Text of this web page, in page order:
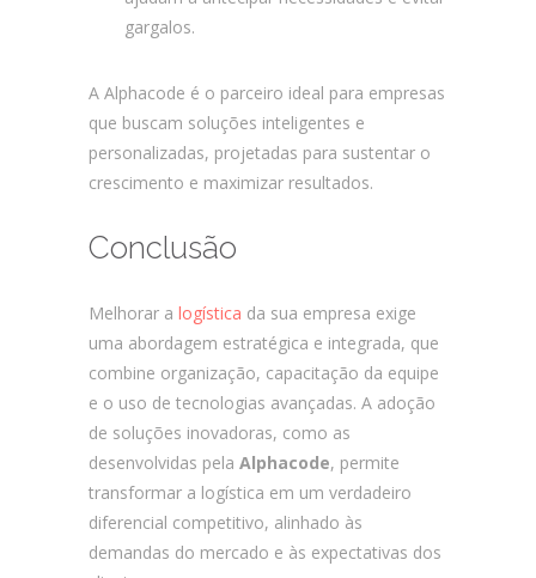
gargalos.
A Alphacode é o parceiro ideal para empresas
que buscam soluções inteligentes e
personalizadas, projetadas para sustentar o
crescimento e maximizar resultados.
Conclusão
Melhorar a logística da sua empresa exige
uma abordagem estratégica e integrada, que
combine organização, capacitação da equipe
e o uso de tecnologias avançadas. A adoção
de soluções inovadoras, como as
desenvolvidas pela Alphacode, permite
transformar a logística em um verdadeiro
diferencial competitivo, alinhado às
demandas do mercado e às expectativas dos